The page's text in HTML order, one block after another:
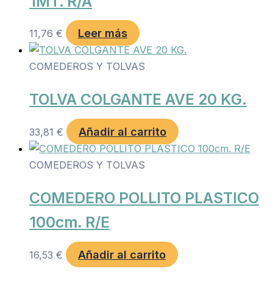
11,76 € Leer más
COMEDEROS Y TOLVAS
TOLVA COLGANTE AVE 20 KG.
33,81 € Añadir al carrito
COMEDEROS Y TOLVAS
COMEDERO POLLITO PLASTICO
100cm. R/E
16,53 € Añadir al carrito